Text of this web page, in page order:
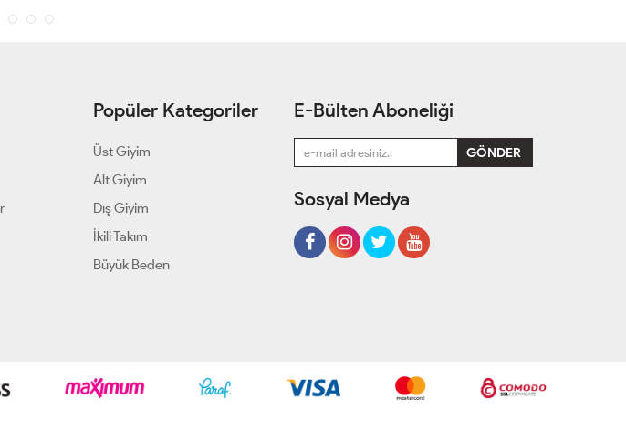
Popüler Kategoriler
Üst Giyim
Alt Giyim
Dış Giyim
İkili Takım
Büyük Beden
E-Bülten Aboneliği
Sosyal Medya